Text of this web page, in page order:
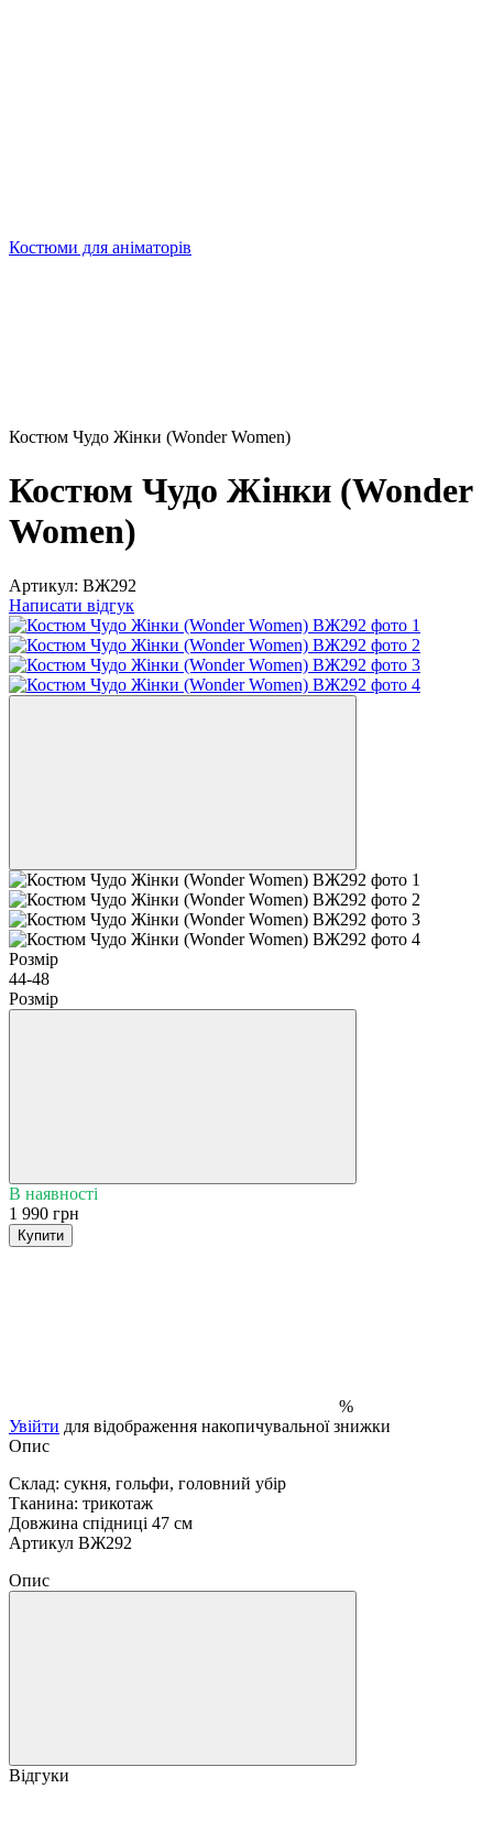
Костюми для аніматорів
Костюм Чудо Жінки (Wonder Women)
Костюм Чудо Жінки (Wonder
Women)
Артикул: ВЖ292
Написати відгук
Розмір
44-48
Розмір
В наявності
1 990 грн
Купити
%
Увійти для відображення накопичувальної знижки
Опис
Склад: сукня, гольфи, головний убір
Тканина: трикотаж
Довжина спідниці 47 см
Артикул ВЖ292
Опис
Відгуки